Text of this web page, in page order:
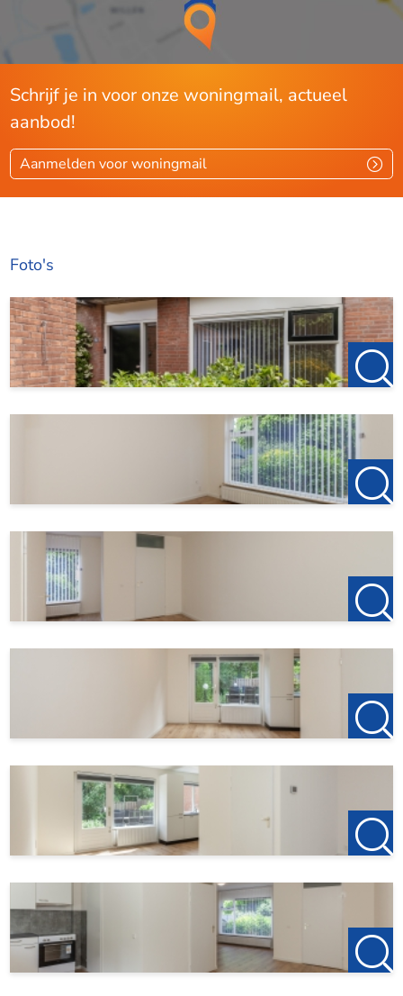
Schrijf je in voor onze woningmail, actueel
aanbod!
Aanmelden voor woningmail
Foto's